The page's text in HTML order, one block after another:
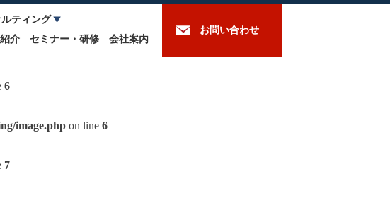
お問い合わせ
ルティング
介
セミナー・研修 会社案内
6
image.php on line 6
7